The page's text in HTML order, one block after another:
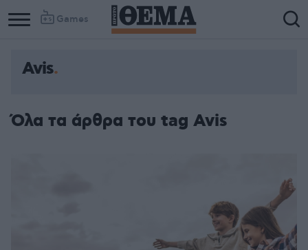
Games
Avis
Όλα τα άρθρα του tag Avis